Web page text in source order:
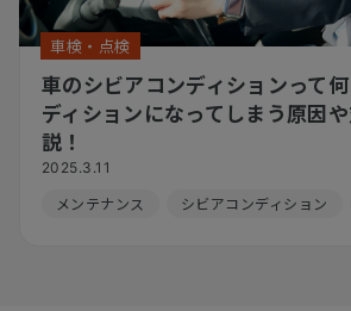
車検・点検
車のシビアコンディションって
ディションになってしまう原因
説！
2025.3.11
メンテナンス シビアコンディション